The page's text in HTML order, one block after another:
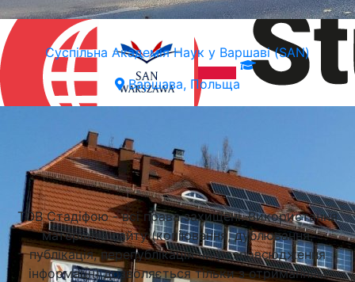
Суспільна Академія Наук у Варшаві (SAN)
Варшава, Польща
Підібрати університет
ТОВ Стадіфою - всі права захищені. Використання
матеріалів сайту (копіювання, дублювання,
публікація, перепублікація чи розповсюдження
інформації) дозволяється тільки з отриманням